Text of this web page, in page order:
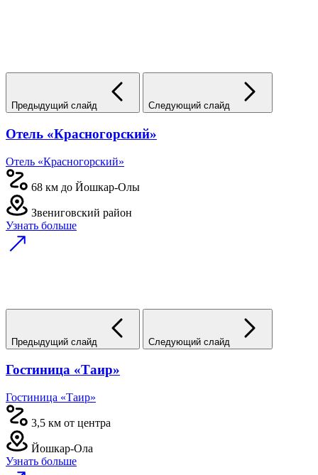
Предыдущий слайд Следующий слайд
Отель «Красногорский»
Отель «Красногорский»
68 км до Йошкар-Олы
Звениговский район
Узнать больше
Предыдущий слайд Следующий слайд
Гостиница «Таир»
Гостиница «Таир»
3,5 км от центра
Йошкар-Ола
Узнать больше